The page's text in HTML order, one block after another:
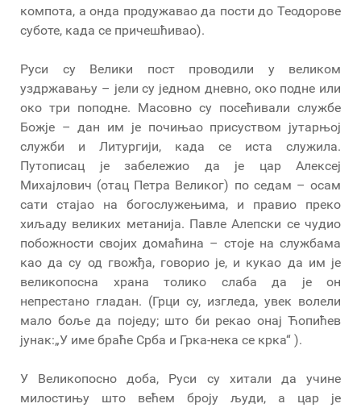
компота, а онда продужавао да пости до Теодорове
суботе, када се причешћивао).
Руси су Велики пост проводили у великом
уздржавању – јели су једном дневно, око подне или
око три поподне. Масовно су посећивали службе
Божје – дан им је почињао присуством јутарњој
служби и Литургији, када се иста служила.
Путописац је забележио да је цар Алексеј
Михајлович (отац Петра Великог) по седам – осам
сати стајао на богослужењима, и правио преко
хиљаду великих метанија. Павле Алепски се чудио
побожности својих домаћина – стоје на службама
као да су од гвожђа, говорио је, и кукао да им је
великопосна храна толико слаба да је он
непрестано гладан. (Грци су, изгледа, увек волели
мало боље да поједу; што би рекао онај Ћопићев
јунак:„У име браће Срба и Грка-нека се крка“ ).
У Великопосно доба, Руси су хитали да учине
милостињу што већем броју људи, а цар је